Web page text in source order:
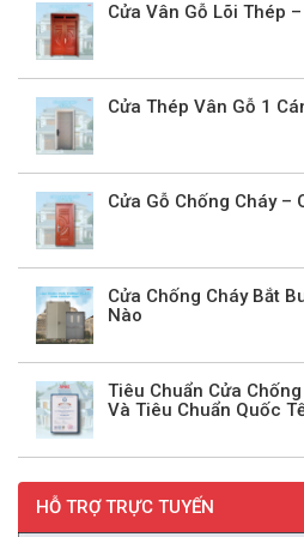
Cửa Vân Gỗ Lõi Thép
Cửa Thép Vân Gỗ 1
Cửa Gỗ Chống Cháy –
Cửa Chống Cháy Bắt
Nào
Tiêu Chuẩn Cửa
Và Tiêu Chuẩn Quốc
HỖ TRỢ TRỰC TUYẾN